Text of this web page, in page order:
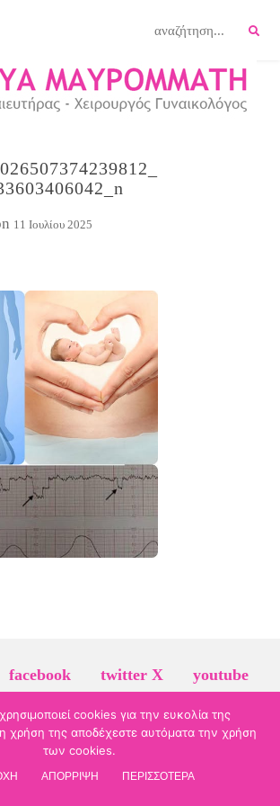
11 Ιουλίου 2025
facebook twitter X
youtube
gyn.gr | τηλ. επικοινωνίας: 2610 278 831
| Πάτρα
cookies για την ευκολία της
χρήση της αποδέχεστε αυτόματα την χρήση
των cookies.
ΑΠΟΡΡΙΨΗ ΠΕΡΙΣΣΟΤΕΡΑ